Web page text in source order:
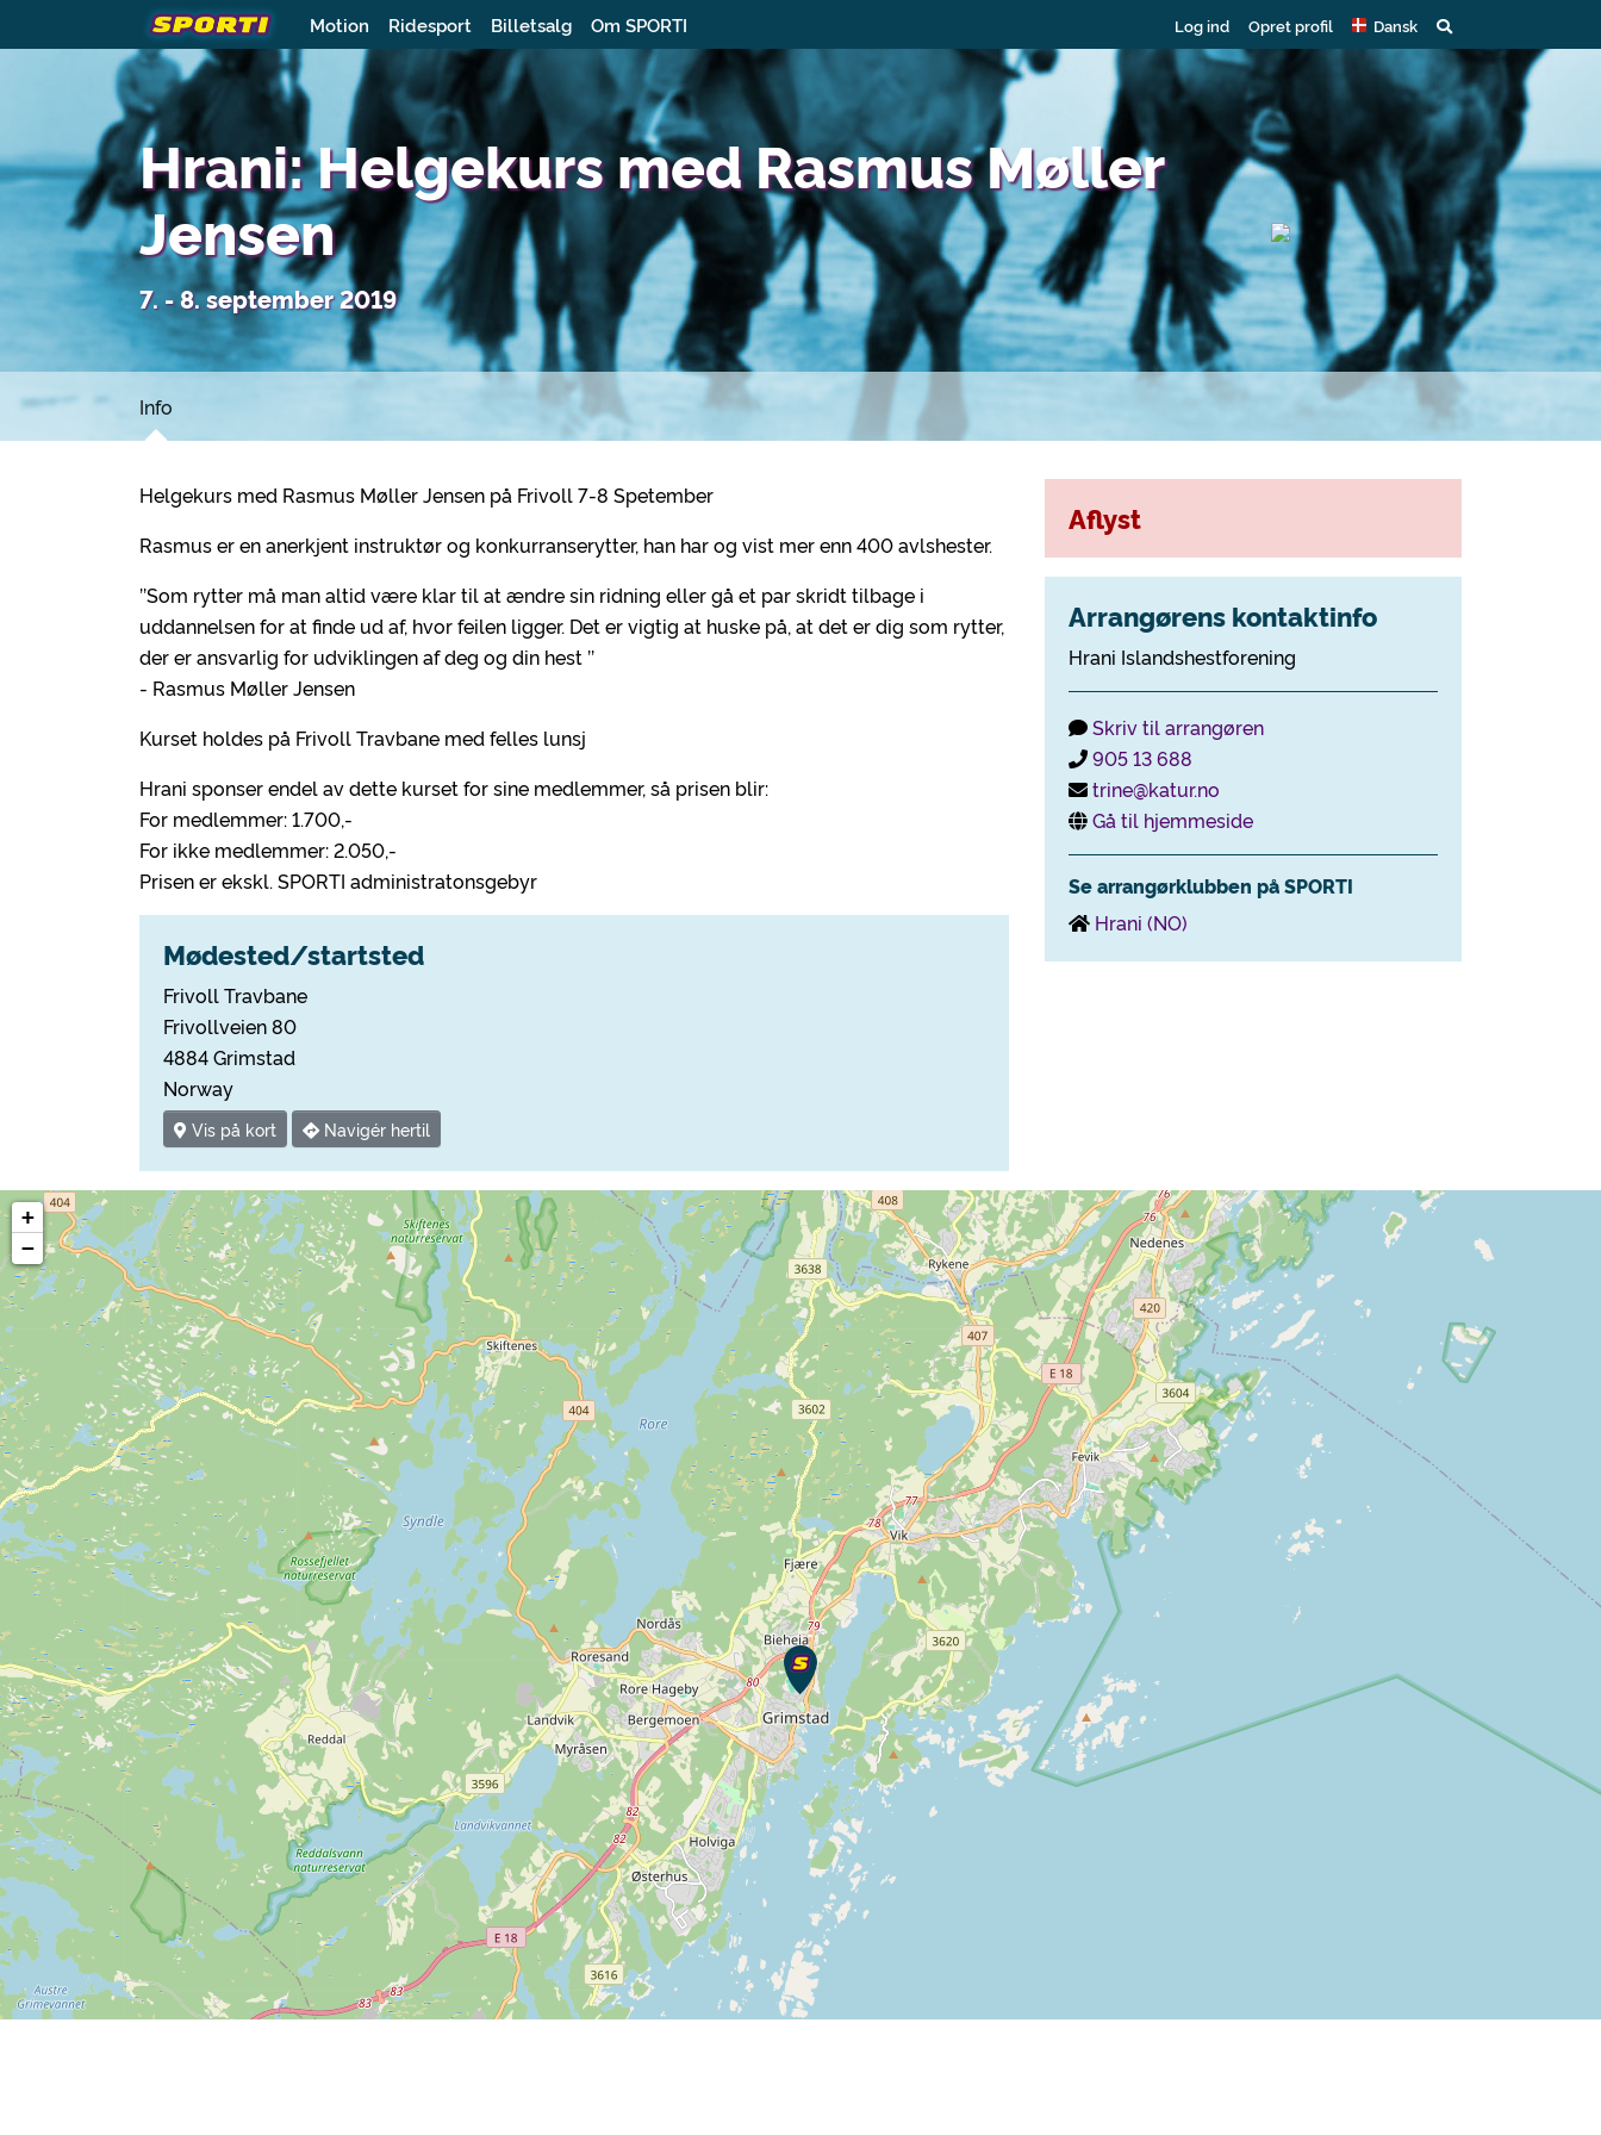
Motion Ridesport Billetsalg Om SPORTI Log ind Opret profil Dansk
Hrani: Helgekurs med Rasmus Møller
Jensen
7. - 8. september 2019
Info
Helgekurs med Rasmus Møller Jensen på Frivoll 7-8 Spetember
Rasmus er en anerkjent instruktør og konkurranserytter, han har og vist mer enn 400 avlshester.
’’Som rytter må man altid være klar til at ændre sin ridning eller gå et par skridt tilbage i
uddannelsen for at finde ud af, hvor feilen ligger. Det er vigtig at huske på, at det er dig som rytter,
der er ansvarlig for udviklingen af deg og din hest ’’
- Rasmus Møller Jensen
Kurset holdes på Frivoll Travbane med felles lunsj
Hrani sponser endel av dette kurset for sine medlemmer, så prisen blir:
For medlemmer: 1.700,-
For ikke medlemmer: 2.050,-
Prisen er ekskl. SPORTI administratonsgebyr
Mødested/startsted
Frivoll Travbane
Frivollveien 80
4884 Grimstad
Norway
Vis på kort Navigér hertil
Aflyst
Arrangørens kontaktinfo
Hrani Islandshestforening
Skriv til arrangøren
905 13 688
trine@katur.no
Gå til hjemmeside
Se arrangørklubben på SPORTI
Hrani (NO)
+
−